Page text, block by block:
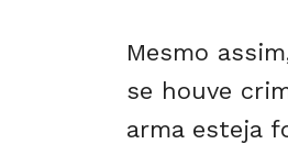
Mesmo
se houve
arma esteja